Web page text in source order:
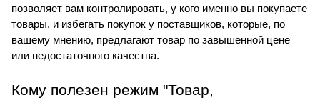
позволяет вам контролировать, у кого именно вы покупаете
товары, и избегать покупок у поставщиков, которые, по
вашему мнению, предлагают товар по завышенной цене
или недостаточного качества.
Кому полезен режим "Товар,